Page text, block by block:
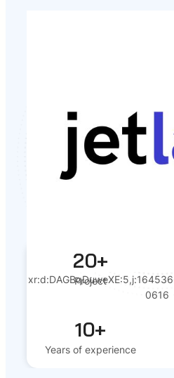
0616
20+
Project
10+
Years of experience